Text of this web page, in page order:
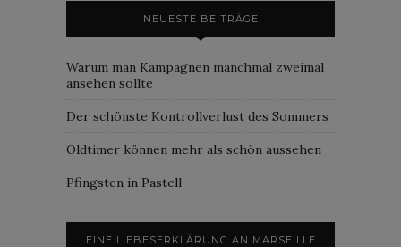
NEUESTE BEITRÄGE
Warum man Kampagnen manchmal zweimal
ansehen sollte
Der schönste Kontrollverlust des Sommers
Oldtimer können mehr als schön aussehen
Pfingsten in Pastell
EINE LIEBESERKLÄRUNG AN MARSEILLE